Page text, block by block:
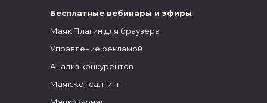
Бесплатные вебинары и эфиры
Маяк Плагин для браузера
Управление рекламой
Анализ конкурентов
Маяк.Консалтинг